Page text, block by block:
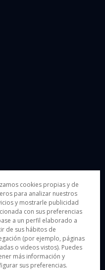
cookies propias y de
para analizar nuestros
y mostrarle publicidad
con sus preferencias
a un perfil elaborado a
de sus hábitos de
(por ejemplo, páginas
o videos vistos). Puedes
más información y
sus preferencias.